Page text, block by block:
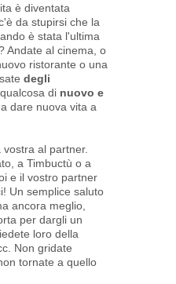
è diventata
da stupirsi che la
è stata l'ultima
Andate al cinema, o
ristorante o una
degli
qualcosa di nuovo e
a dare nuova vita a
al partner.
a Timbuctù o a
e il vostro partner
Un semplice saluto
ancora meglio,
per dargli un
loro della
Non gridate
tornate a quello